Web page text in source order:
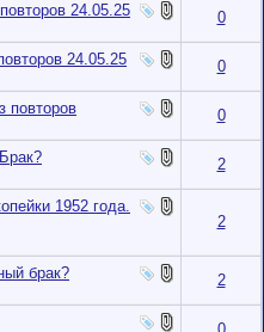
24.05.25 0
24.05.25 0
повторов 0
2
1952 года.
2
брак? 2